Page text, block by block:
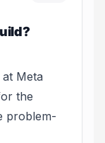
Meta
the
problem-